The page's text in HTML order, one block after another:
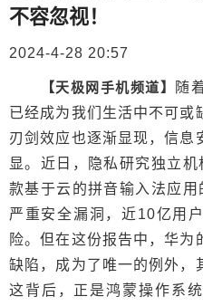
不容忽视！
2024-4-28 20:57
【天极网手机频道】
随
已经成为我们生活中不可或
刃剑效应也逐渐显现，信息
显。近日，隐私研究独立
款基于云的拼音输入法应
严重安全漏洞，近10亿用
险。但在这份报告中，华
缺陷，成为了唯一的例外，
这背后，正是鸿蒙操作系